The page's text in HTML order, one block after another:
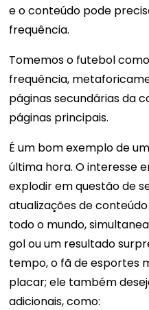
e o conteúdo pode
frequência.
Tomemos o futebol
frequência,
páginas secundárias da
páginas principais.
É um bom exemplo de
última hora. O interesse
explodir em questão de
atualizações de
todo o mundo,
gol ou um resultado
tempo, o fã de esportes
placar; ele também
adicionais, como: